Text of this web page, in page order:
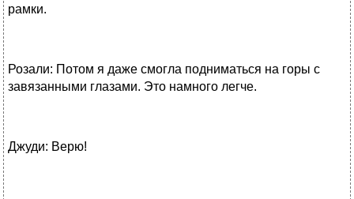
рамки.
Розали: Потом я даже смогла подниматься на горы с
завязанными глазами. Это намного легче.
Джуди: Верю!